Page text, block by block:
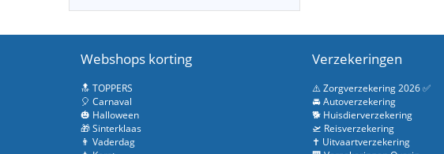
Webshops korting
🔝 TOPPERS
🎈 Carnaval
🎃 Halloween
🎁 Sinterklaas
👨 Vaderdag
Verzekeringen
⚠️ Zorgverzekering 2026 ✅
🚘 Autoverzekering
🐕 Huisdierverzekering
🛫 Reisverzekering
✝️ Uitvaartverzekering